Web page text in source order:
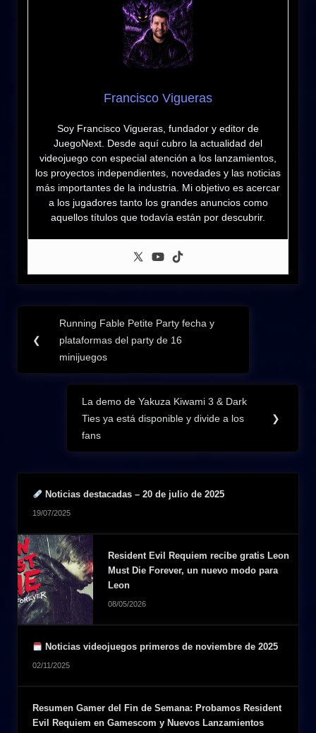
Francisco Vigueras
Soy Francisco Vigueras, fundador y editor de
JuegoNext. Desde aquí cubro la actualidad del
videojuego con especial atención a los lanzamientos,
los proyectos independientes, novedades y las noticias
más importantes de la industria. Mi objetivo es acercar
a los jugadores tanto los grandes anuncios como
aquellos títulos que todavía están por descubrir.
Navegación
de
entradas
❮
Previous
Post:
Running Fable Petite Party fecha y
plataformas del party de 16
minijuegos
Next
Post:
La demo de Yakuza Kiwami 3 & Dark
Ties ya está disponible y divide a los
fans
❯
Noticias destacadas – 20 de julio de 2025
19/07/2025
Resident Evil Requiem recibe gratis Leon
Must Die Forever, un nuevo modo para
Leon
08/05/2026
Noticias videojuegos primeros de noviembre de 2025
02/11/2025
Resumen Gamer del Fin de Semana: Probamos Resident
Evil Requiem en Gamescom y Nuevos Lanzamientos